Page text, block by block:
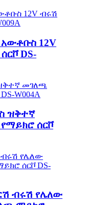
12V
DS-
ዝቅተኛ
ሰርቮ
ብሩሽ የሌለው